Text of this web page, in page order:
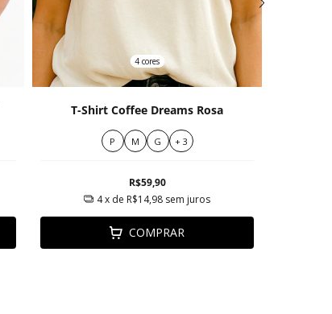
4 cores
T-Shirt Coffee Dreams Rosa
P M G + 3
R$59,90
4x de R$14,98 sem juros
COMPRAR